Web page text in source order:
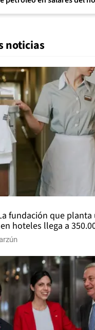
noticias
fundación que
hoteles llega a